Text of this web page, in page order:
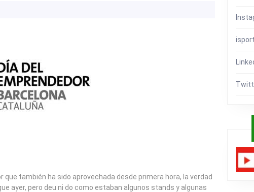
que también ha sido aprovechada desde primera hora, la verdad
ayer, pero deu ni do como estaban algunos stands y algunas